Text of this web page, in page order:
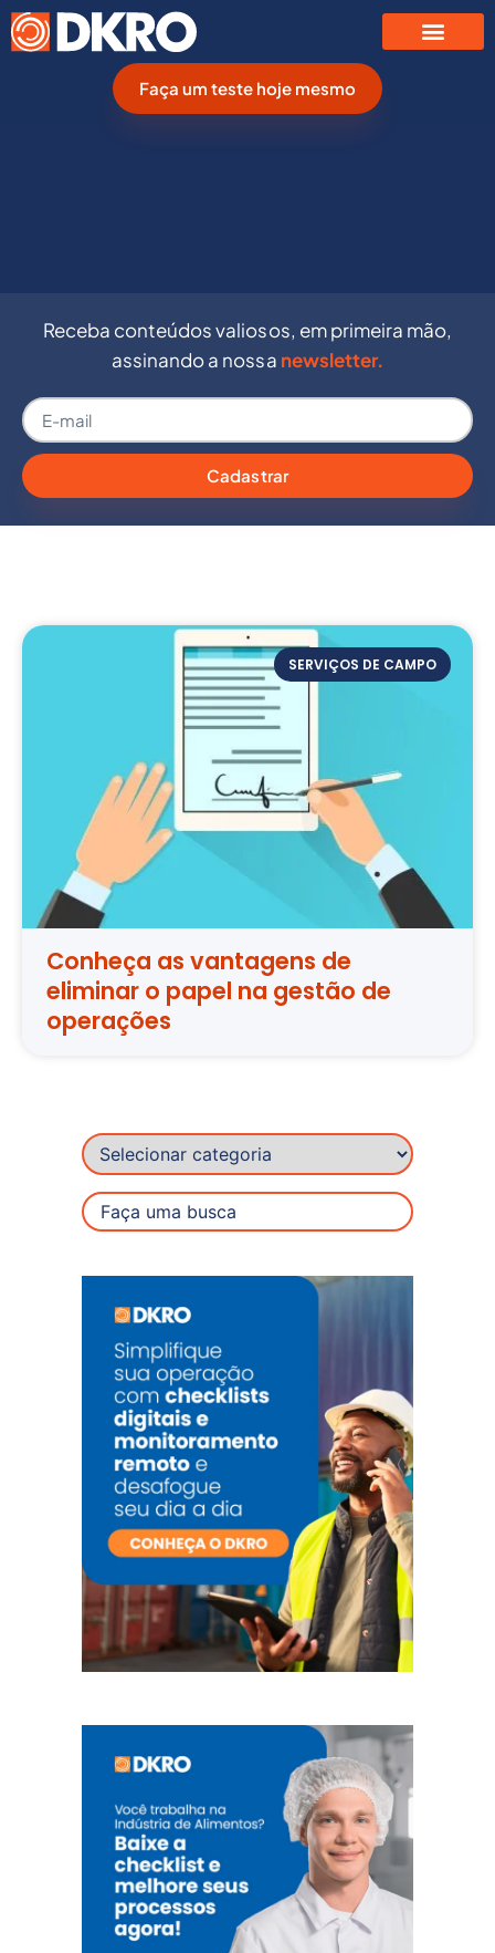
Faça um teste hoje mesmo
Receba conteúdos valiosos, em primeira mão,
assinando a nossa newsletter.
Cadastrar
SERVIÇOS DE CAMPO
Conheça as vantagens de
eliminar o papel na gestão de
operações